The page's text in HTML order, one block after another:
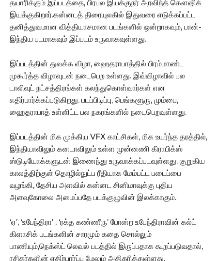
தயாரிக்கும் இப்படத்தை, பிரபல இயக்குநர் அரவிந்த் கௌஷிக்
இயக்குகிறார்.கன்னடத் திரையுலகில் இதுவரை எடுக்கப்பட்ட
தனித்துவமான வித்தியாசமான படங்களில் ஒன்றாகவும், பான்-
இந்திய படமாகவும் இப்படம் உருவாகவுள்ளது.
இப்படத்தின் துவக்க விழா, ஹைதராபாத்தில் பிரம்மாண்ட
முகூர்த்த விழாவுடன் நடைபெற உள்ளது. இவ்விழாவில் பல
டாலிவுட் நட்சத்திரங்கள் கலந்துகொள்வார்கள் என
எதிர்பார்க்கப்படுகிறது. படப்பிடிப்பு, பெங்களூரு, மும்பை,
ஹைதராபாத் உள்ளிட்ட பல நகரங்களில் நடைபெறவுள்ளது.
இப்படத்தின் மிக முக்கிய VFX காட்சிகள், மிக உயர்ந்த தரத்தில்,
இந்தியாவிலும் கனடாவிலும் உள்ள முன்னணி கிராபிக்ஸ்
ஸ்டுடியோக்களுடன் இணைந்து உருவாக்கப்படவுள்ளது. குறுகிய
காலத்திற்குள் தொழில்நுட்ப ரீதியாக மேம்பட்ட படைப்பை
வழங்கி, தேசிய அளவில் கன்னட சினிமாவுக்கு புதிய
அளவுகோலை அமைப்பதே படக்குழுவின் இலக்காகும்.
‘ஏ’, ‘உபேந்திரா’ , ‘ரக்த கண்ணீரு’ போன்ற உபேந்திராவின் கல்ட்
கிளாசிக் படங்களின் சாரமும் கதை சொல்லும்
பாணியும்,நெக்ஸ்ட் லெவல் படத்தில் இருப்பதாக கூறப்படுவதால்,
ரசிகர்களின் எதிர்பார்ப்பு மேலும் அதிகரித்துள்ளது.